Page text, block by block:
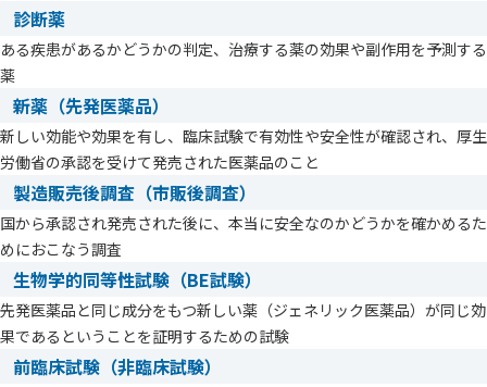
診断薬
ある疾患があるかどうかの判定、治療する薬の効果や副作用を予測する
薬
新薬（先発医薬品）
新しい効能や効果を有し、臨床試験で有効性や安全性が確認され、厚生
労働省の承認を受けて発売された医薬品のこと
製造販売後調査（市販後調査）
国から承認され発売された後に、本当に安全なのかどうかを確かめるた
めにおこなう調査
生物学的同等性試験（BE試験）
先発医薬品と同じ成分をもつ新しい薬（ジェネリック医薬品）が同じ効
果であるということを証明するための試験
前臨床試験（非臨床試験）